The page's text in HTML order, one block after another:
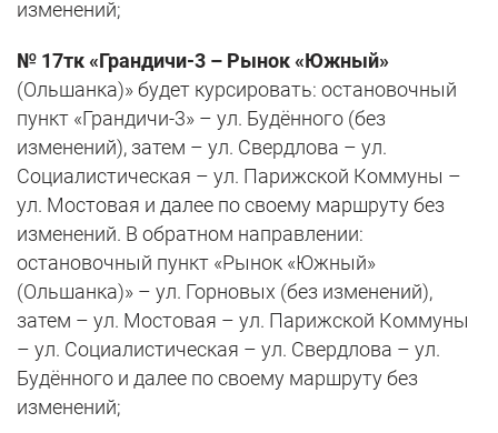
изменений;
№ 17тк «Грандичи-3 – Рынок «Южный»
(Ольшанка)» будет курсировать: остановочный
пункт «Грандичи-3» – ул. Будённого (без
изменений), затем – ул. Свердлова – ул.
Социалистическая – ул. Парижской Коммуны –
ул. Мостовая и далее по своему маршруту без
изменений. В обратном направлении:
остановочный пункт «Рынок «Южный»
(Ольшанка)» – ул. Горновых (без изменений),
затем – ул. Мостовая – ул. Парижской Коммуны
– ул. Социалистическая – ул. Свердлова – ул.
Будённого и далее по своему маршруту без
изменений;